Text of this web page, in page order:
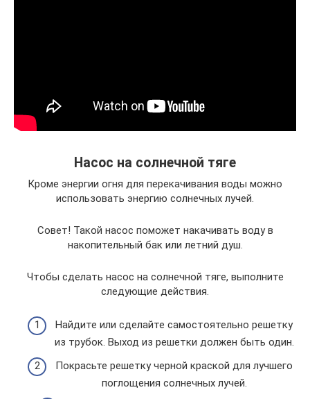
Насос на солнечной тяге
Кроме энергии огня для перекачивания воды можно
использовать энергию солнечных лучей.
Совет! Такой насос поможет накачивать воду в
накопительный бак или летний душ.
Чтобы сделать насос на солнечной тяге, выполните
следующие действия.
Найдите или сделайте самостоятельно решетку
из трубок. Выход из решетки должен быть один.
Покрасьте решетку черной краской для лучшего
поглощения солнечных лучей.